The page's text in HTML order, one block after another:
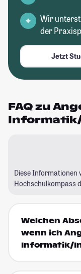
Wir
der
Jetzt
FAQ zu
Diese Informationen
Hochschulkompass
Welchen
wenn ich
Informatik/